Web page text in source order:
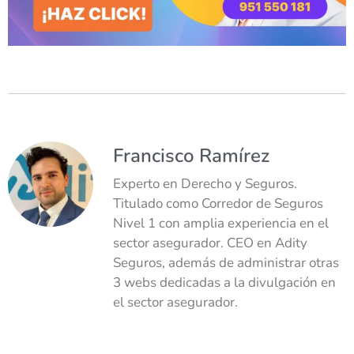
Francisco Ramírez
Experto en Derecho y Seguros.
Titulado como Corredor de Seguros
Nivel 1 con amplia experiencia en el
sector asegurador. CEO en Adity
Seguros, además de administrar otras
3 webs dedicadas a la divulgación en
el sector asegurador.